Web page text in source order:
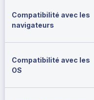
Compatibilité avec les
navigateurs
Compatibilité avec les
OS